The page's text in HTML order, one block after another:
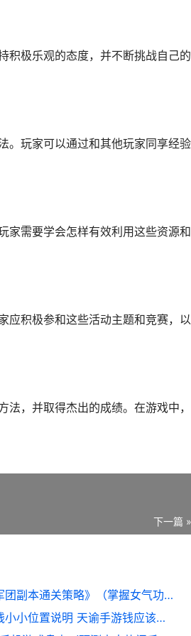
积极乐观的态度，并不断挑战自己
。玩家可以通过和其他玩家同享经
家需要学会怎样有效利用这些资源
应积极参和这些活动主题和竞赛，
法，并取得杰出的成绩。在游戏中
下一篇 »
《平民女气功军团副本通关策略》（掌握女气功军团副本策略 女气功攻略
《天谕》游戏钱小小位置说明 天谕手游钱应该花在哪